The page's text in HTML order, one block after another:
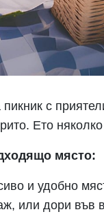
с
Ето
място:
и удобно
или дори във